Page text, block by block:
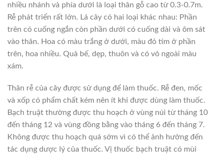
nhiều nhánh và phía dưới là loại thân gỗ cao từ 0.3-0.7m.
Rễ phát triển rất lớn. Lá cây có hai loại khác nhau: Phần
trên có cuống ngắn còn phần dưới có cuống dài và ôm sát
vào thân. Hoa có màu trắng ở dưới, màu đỏ tím ở phần
trên, hoa nhiều. Quả bế, dẹp, thuôn và có vỏ ngoài màu
xám.
Thân rễ của cây được sử dụng để làm thuốc. Rễ đen, mốc
và xốp có phẩm chất kém nên ít khi được dùng làm thuốc.
Bạch truật thường được thu hoạch ở vùng núi từ tháng 10
đến tháng 12 và vùng đồng bằng vào tháng 6 đến tháng 7.
Không được thu hoạch quá sớm vì có thể ảnh hưởng đến
tác dụng dược lý của thuốc. Vị thuốc bạch truật có mùi